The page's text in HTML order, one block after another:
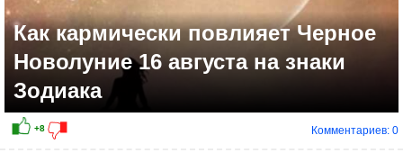
Как кармически повлияет Черное
Новолуние 16 августа на знаки
Зодиака
Комментариев: 0